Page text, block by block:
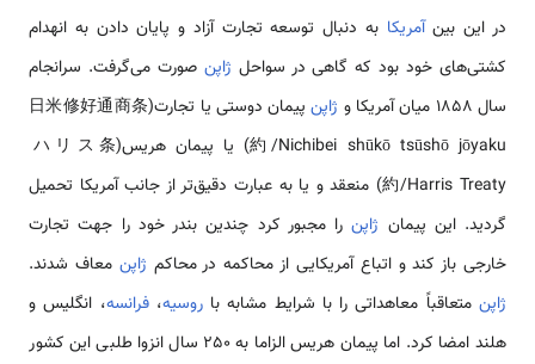
در این بینآمریکا به دنبال توسعه تجارت آزاد و پایان دادن به انهدام
کشتی‌های خود بود که گاهی در سواحل ژاپن صورت می‌گرفت. سرانجام
سال 1858 میان آمریکا و
ژاپن
پیمان دوستی یا تجارت(日米修好通商条
約/Nichibei shūkō tsūshō jōyaku) یا پیمان هریس(ハリス条
約/Harris Treaty) منعقد و یا به عبارت دقیق‌تر از جانب آمریکا تحمیل
گردید. این پیمان ژاپنرا مجبور کرد چندین بندر خود را جهت تجارت
خارجی باز کند و اتباع آمریکایی از محاکمه در محاکم ژاپن معاف شدند.
ژاپنمتعاقباً معاهداتی را با شرایط مشابه باروسیه،فرانسه، انگلیس و
هلند امضا کرد. اما پیمان هریس الزاما به 250 سال انزوا طلبی این کشور